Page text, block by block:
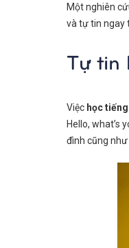
Một nghiên
và tự tin ngay
Tự tin
Việc học
Hello, what’s
đình cũng